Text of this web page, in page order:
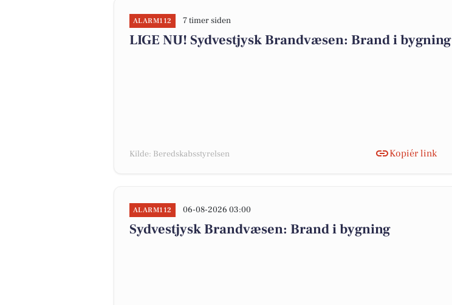
ALARM112 7 timer siden
LIGE NU! Sydvestjysk Brandvæsen: Brand i bygning
Kilde: Beredskabsstyrelsen Kopiér link
ALARM112 06-08-2026 03:00
Sydvestjysk Brandvæsen: Brand i bygning